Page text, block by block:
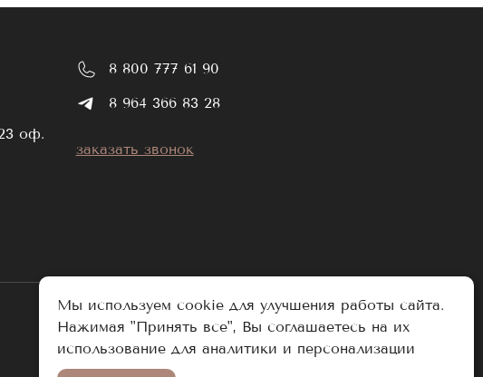
оф.
8 800 777 61 90
8 964 366 83 28
заказать звонок
Мы используем cookie для улучшения работы сайта.
Нажимая "Принять все", Вы соглашаетесь на их
использование для аналитики и персонализации